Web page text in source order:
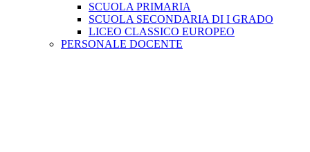
SCUOLA PRIMARIA
SCUOLA SECONDARIA DI I GRADO
LICEO CLASSICO EUROPEO
PERSONALE DOCENTE